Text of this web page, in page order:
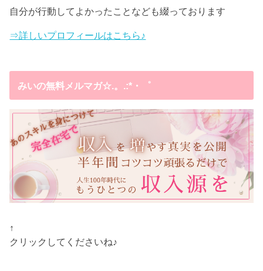
自分が行動してよかったことなども綴っております
⇒詳しいプロフィールはこちら♪
みいの無料メルマガ☆.。.:*・゜
↑
クリックしてくださいね♪